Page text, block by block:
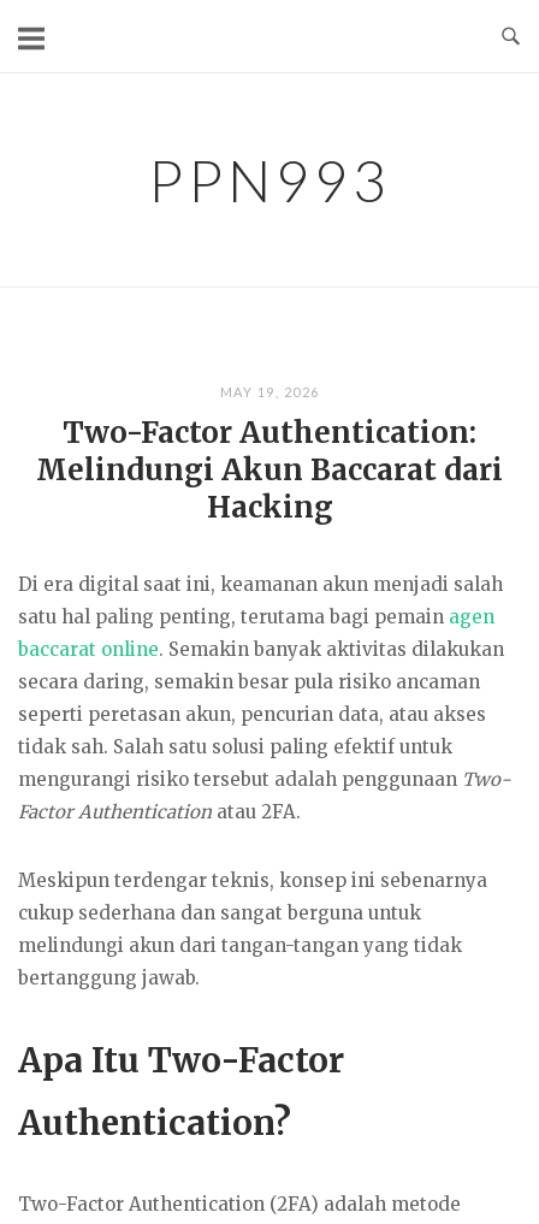
PPN993
MAY 19, 2026
Two-Factor Authentication:
Melindungi Akun Baccarat dari
Hacking
Di era digital saat ini, keamanan akun menjadi salah
satu hal paling penting, terutama bagi pemain agen
baccarat online. Semakin banyak aktivitas dilakukan
secara daring, semakin besar pula risiko ancaman
seperti peretasan akun, pencurian data, atau akses
tidak sah. Salah satu solusi paling efektif untuk
mengurangi risiko tersebut adalah penggunaan Two-
Factor Authentication atau 2FA.
Meskipun terdengar teknis, konsep ini sebenarnya
cukup sederhana dan sangat berguna untuk
melindungi akun dari tangan-tangan yang tidak
bertanggung jawab.
Apa Itu Two-Factor
Authentication?
Two-Factor Authentication (2FA) adalah metode